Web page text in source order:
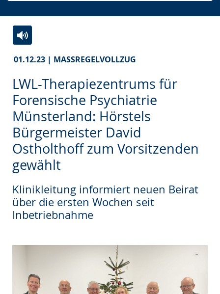
01.12.23 | MASSREGELVOLLZUG
LWL-Therapiezentrums für
Forensische Psychiatrie
Münsterland: Hörstels
Bürgermeister David
Ostholthoff zum Vorsitzenden
gewählt
Klinikleitung informiert neuen Beirat
über die ersten Wochen seit
Inbetriebnahme
Leichten
Sprache
wechseln.
Audio-
Unterstützung.
Video
in
Deutscher
Gebärdensprache
wird
angezeigt.